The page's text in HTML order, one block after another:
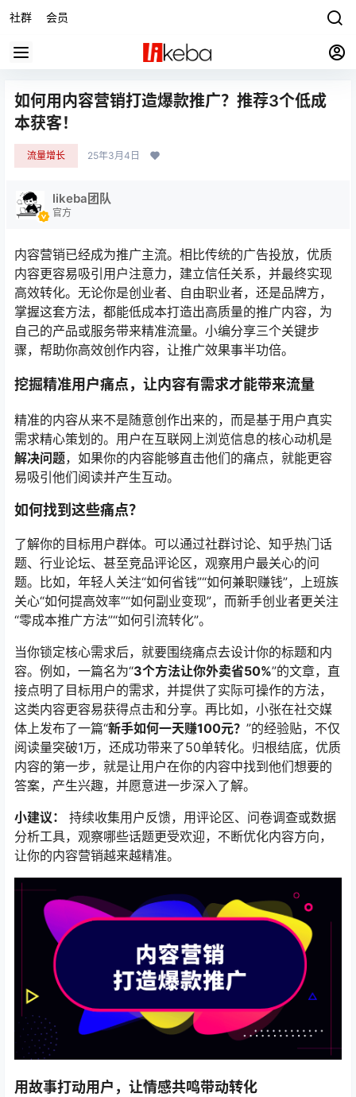
社群 会员
如何用内容营销打造爆款推广？推荐3个低成
本获客！
流量增长 25年3月4日
likeba团队
官方
内容营销已经成为推广主流。相比传统的广告投放，优质
内容更容易吸引用户注意力，建立信任关系，并最终实现
高效转化。无论你是创业者、自由职业者，还是品牌方，
掌握这套方法，都能低成本打造出高质量的推广内容，为
自己的产品或服务带来精准流量。小编分享三个关键步
骤，帮助你高效创作内容，让推广效果事半功倍。
挖掘精准用户痛点，让内容有需求才能带来流量
精准的内容从来不是随意创作出来的，而是基于用户真实
需求精心策划的。用户在互联网上浏览信息的核心动机是
解决问题，如果你的内容能够直击他们的痛点，就能更容
易吸引他们阅读并产生互动。
如何找到这些痛点？
了解你的目标用户群体。可以通过社群讨论、知乎热门话
题、行业论坛、甚至竞品评论区，观察用户最关心的问
题。比如，年轻人关注“如何省钱”“如何兼职赚钱”，上班族
关心“如何提高效率”“如何副业变现”，而新手创业者更关注
“零成本推广方法”“如何引流转化”。
当你锁定核心需求后，就要围绕痛点去设计你的标题和内
容。例如，一篇名为“3个方法让你外卖省50%”的文章，直
接点明了目标用户的需求，并提供了实际可操作的方法，
这类内容更容易获得点击和分享。再比如，小张在社交媒
体上发布了一篇“新手如何一天赚100元？ ”的经验贴，不仅
阅读量突破1万，还成功带来了50单转化。归根结底，优质
内容的第一步，就是让用户在你的内容中找到他们想要的
答案，产生兴趣，并愿意进一步深入了解。
小建议：
持续收集用户反馈，用评论区、问卷调查或数据
分析工具，观察哪些话题更受欢迎，不断优化内容方向，
让你的内容营销越来越精准。
用故事打动用户，让情感共鸣带动转化